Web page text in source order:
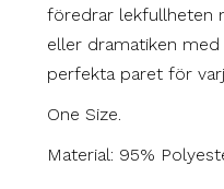
föredrar lekfullheten
eller dramatiken
perfekta paret för
One Size.
Material: 95%